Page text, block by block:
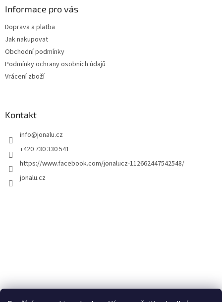
Informace pro vás
Doprava a platba
Jak nakupovat
Obchodní podmínky
Podmínky ochrany osobních údajů
Vrácení zboží
Kontakt
info@jonalu.cz
+420 730 330 541
https://www.facebook.com/jonalucz-112662447542548/
jonalu.cz